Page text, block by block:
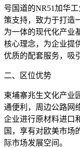
号国道的NR51加华
策支持，致力于打造
为一体的现代化产业
核心理念，为企业提
优质的配套服务，吸
二、区位优势
柬埔寨兆生文化产业
通便利，周边公路网
企业进行原材料进口
国，享有对欧美市场
际市场发展空间。